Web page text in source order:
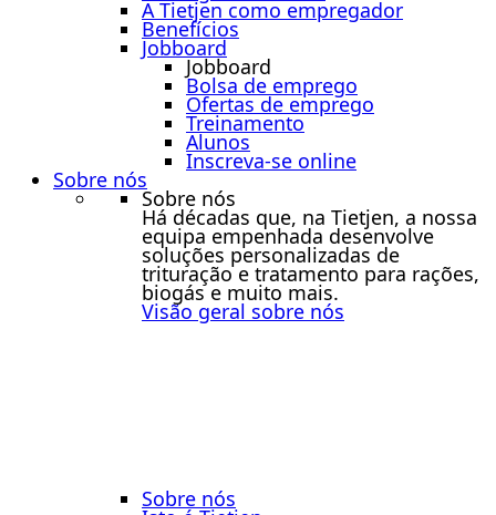
A Tietjen como empregador
Benefícios
Jobboard
Jobboard
Bolsa de emprego
Ofertas de emprego
Treinamento
Alunos
Inscreva-se online
Sobre nós
Sobre nós
Há décadas que, na Tietjen, a nossa
equipa empenhada desenvolve
soluções personalizadas de
trituração e tratamento para rações,
biogás e muito mais.
Visão geral sobre nós
Sobre nós